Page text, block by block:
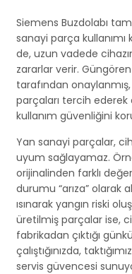
Siemens Buzdolabı
sanayi parça
de, uzun vadede
zararlar verir.
tarafından
parçaları tercih ederek
kullanım güvenliğini
Yan sanayi parçalar,
uyum sağlayamaz.
orijinalinden farklı
durumu “arıza” olarak
ısınarak yangın riski
üretilmiş parçalar ise,
fabrikadan çıktığı
çalıştığınızda,
servis güvencesi